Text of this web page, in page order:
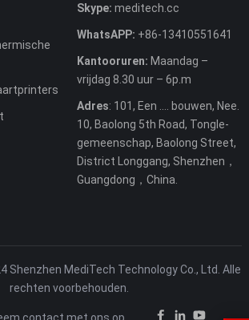
Skype: meditech.cc
WhatsAPP: +86-13410551641
Kantooruren: Maandag –
vrijdag 8.30 uur – 6p.m
Adres: 101, Een .... bouwen, Nee.
10, Baolong 5th Road, Tongle-
gemeenschap, Baolong Street,
District Longgang, Shenzhen，
Guangdong，China.
MediTech Technology Co., Ltd. Alle
rechten voorbehouden.
contact met ons op